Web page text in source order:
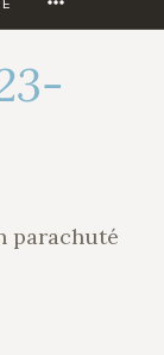
parachuté